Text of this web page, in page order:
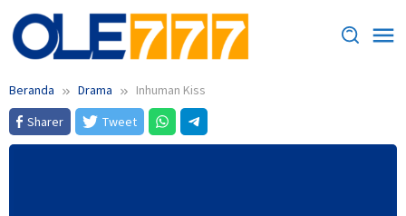
Loncat
ke
konten
Beranda Drama
Inhuman Kiss
Sharer
Tweet